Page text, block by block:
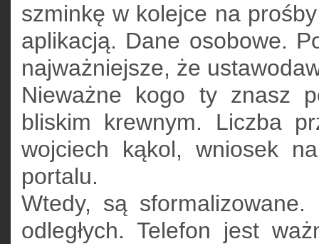
szminkę w kolejce na
aplikacją. Dane osobowe.
najważniejsze, że
Nieważne kogo ty znasz
bliskim krewnym. Liczba
wojciech kąkol, wniosek
portalu.
Wtedy, są
odległych. Telefon jest